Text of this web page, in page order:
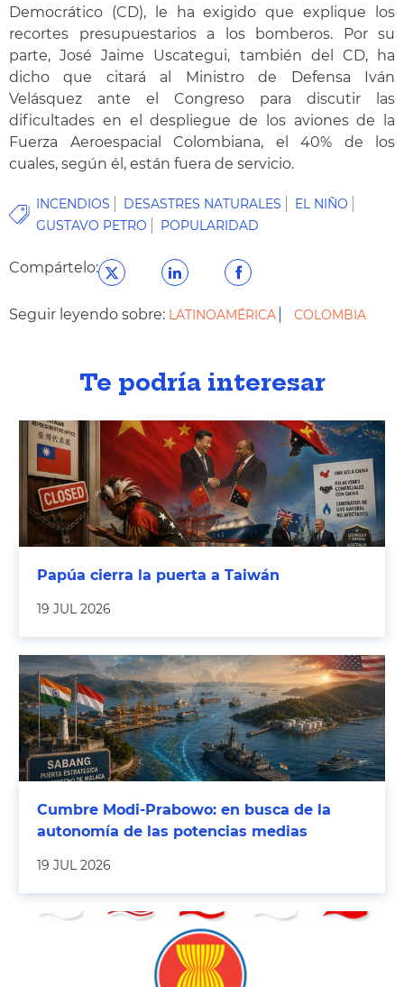
Democrático (CD), le ha exigido que explique los
recortes presupuestarios a los bomberos. Por su
parte, José Jaime Uscategui, también del CD, ha
dicho que citará al Ministro de Defensa Iván
Velásquez ante el Congreso para discutir las
dificultades en el despliegue de los aviones de la
Fuerza Aeroespacial Colombiana, el 40% de los
cuales, según él, están fuera de servicio.
INCENDIOS DESASTRES NATURALES
EL NIÑO
GUSTAVO PETRO
POPULARIDAD
Compártelo:
Seguir leyendo sobre: LATINOAMÉRICA COLOMBIA
Te podría interesar
Papúa cierra la puerta a Taiwán
19 JUL 2026
Cumbre Modi-Prabowo: en busca de la
autonomía de las potencias medias
19 JUL 2026